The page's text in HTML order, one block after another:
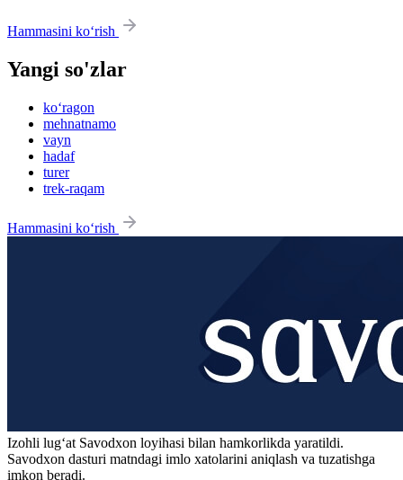
Hammasini ko‘rish
Yangi so'zlar
ko‘ragon
mehnatnamo
vayn
hadaf
turer
trek-raqam
Hammasini ko‘rish
Izohli lugʻat Savodxon loyihasi bilan hamkorlikda yaratildi.
Savodxon dasturi matndagi imlo xatolarini aniqlash va tuzatishga
imkon beradi.